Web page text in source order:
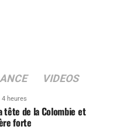
VIDEOS
4 heures
tête de la Colombie et
forte